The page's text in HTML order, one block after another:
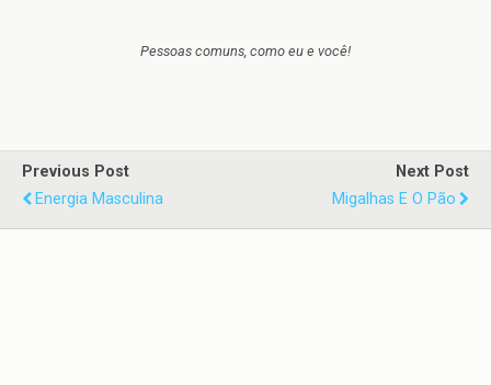
Pessoas comuns, como eu e você!
Previous Post
Energia Masculina
Next Post
Migalhas E O Pão